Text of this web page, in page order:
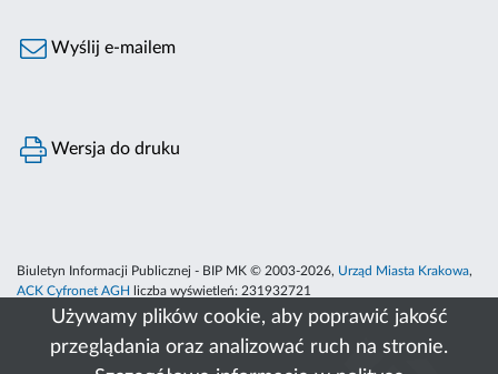
Używamy plików cookie, aby poprawić jakość
przeglądania oraz analizować ruch na stronie.
Wyślij e-mailem
Wersja do druku
Biuletyn Informacji Publicznej - BIP MK © 2003-2026, Urząd Miasta Krakowa,
ACK Cyfronet AGH
liczba wyświetleń: 231932721